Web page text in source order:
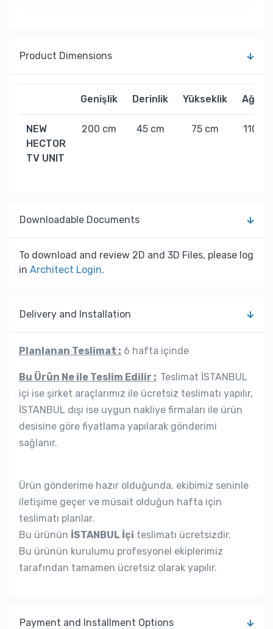
Product Dimensions
Genişlik Derinlik Yükseklik Ağırlık
NEW
HECTOR
TV UNIT
200 cm 45 cm 75 cm 110 kg
Downloadable Documents
To download and review 2D and 3D Files, please log
in Architect Login.
Delivery and Installation
Planlanan Teslimat : 6 hafta içinde
Bu Ürün Ne ile Teslim Edilir : Teslimat İSTANBUL
içi ise şirket araçlarımız ile ücretsiz teslimatı yapılır,
İSTANBUL dışı ise uygun nakliye firmaları ile ürün
desisine göre fiyatlama yapılarak gönderimi
sağlanır.
Ürün gönderime hazır olduğunda, ekibimiz seninle
iletişime geçer ve müsait olduğun hafta için
teslimatı planlar.
Bu ürünün İSTANBUL İçi teslimatı ücretsizdir.
Bu ürünün kurulumu profesyonel ekiplerimiz
tarafından tamamen ücretsiz olarak yapılır.
Payment and Installment Options